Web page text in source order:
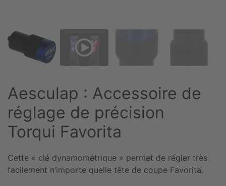
Aesculap : Accessoire de
réglage de précision
Torqui Favorita
Cette « clé dynamométrique » permet de régler très
facilement n’importe quelle tête de coupe Favorita.